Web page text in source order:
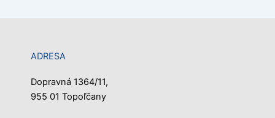
ADRESA
Dopravná 1364/11,
955 01 Topoľčany